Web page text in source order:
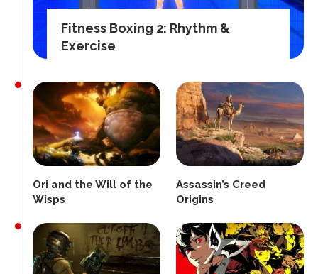
Fitness Boxing 2: Rhythm &
Exercise
Ori and the Will of the
Wisps
Assassin’s Creed
Origins